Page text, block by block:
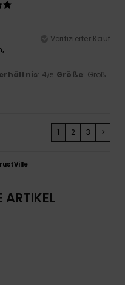
Verifizierter Kauf
: 4/5 Größe: Groß
1 2 3 >
ARTIKEL